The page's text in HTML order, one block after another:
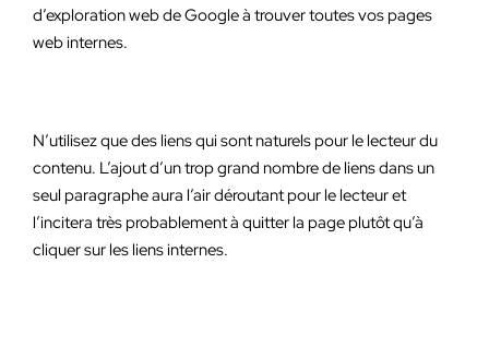
d’exploration web de Google à trouver toutes vos pages
web internes.
N’utilisez que des liens qui sont naturels pour le lecteur du
contenu. L’ajout d’un trop grand nombre de liens dans un
seul paragraphe aura l’air déroutant pour le lecteur et
l’incitera très probablement à quitter la page plutôt qu’à
cliquer sur les liens internes.